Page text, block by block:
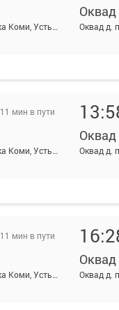
Айкино с. АС, Россия, Республика Коми, Усть-Вымский район, село Айкино, Центральная ул, 189А
Оквад
Оквад д.
11 мин в пути
Айкино с. АС, Россия, Республика Коми, Усть-Вымский район, село Айкино, Центральная ул, 189А
Оквад
Оквад д.
11 мин в пути
Айкино с. АС, Россия, Республика Коми, Усть-Вымский район, село Айкино, Центральная ул, 189А
Оквад
Оквад д.